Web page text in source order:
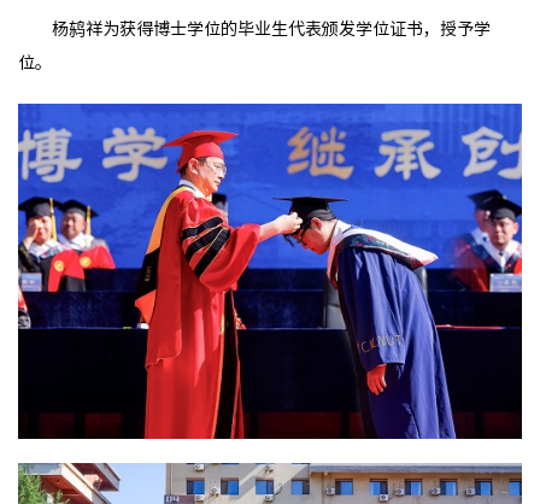
杨鸫祥为获得博士学位的毕业生代表颁发学位证书，授予学
位。